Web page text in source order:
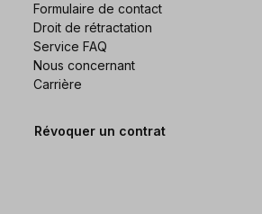
Formulaire de contact
Droit de rétractation
Service FAQ
Nous concernant
Carrière
Révoquer un contrat